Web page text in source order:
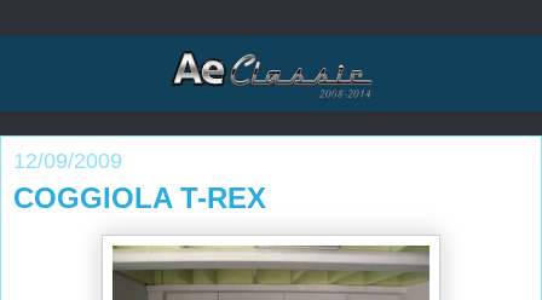
12/09/2009
COGGIOLA T-REX